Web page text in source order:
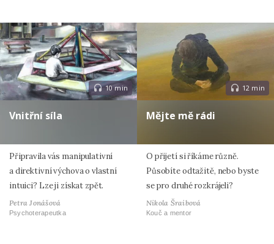
10 min
Vnitřní síla
Připravila vás manipulativní
a direktivní výchova o vlastní
intuici? Lze ji získat zpět.
Petra Jonášová
Psychoterapeutka
12 min
Mějte mě rádi
O přijetí si říkáme různě.
Působíte odtažitě, nebo byste
se pro druhé rozkrájeli?
Nikola Šraibová
Kouč a mentor